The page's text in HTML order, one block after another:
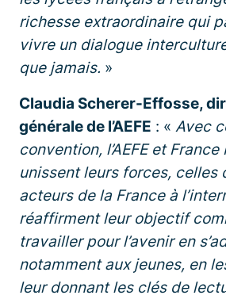
richesse extraordinaire qui
vivre un dialogue
que jamais. »
Claudia Scherer-Effosse,
générale de l’AEFE : « Avec
convention, l’AEFE et
unissent leurs forces, celles
acteurs de la France à
réaffirment leur objectif
travailler pour l’avenir en
notamment aux jeunes, en
leur donnant les clés de